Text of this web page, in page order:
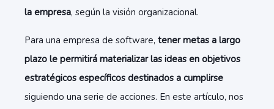
la empresa, según la visión organizacional.
Para una empresa de software, tener metas a largo
plazo le permitirá materializar las ideas en objetivos
estratégicos específicos destinados a cumplirse
siguiendo una serie de acciones. En este artículo, nos